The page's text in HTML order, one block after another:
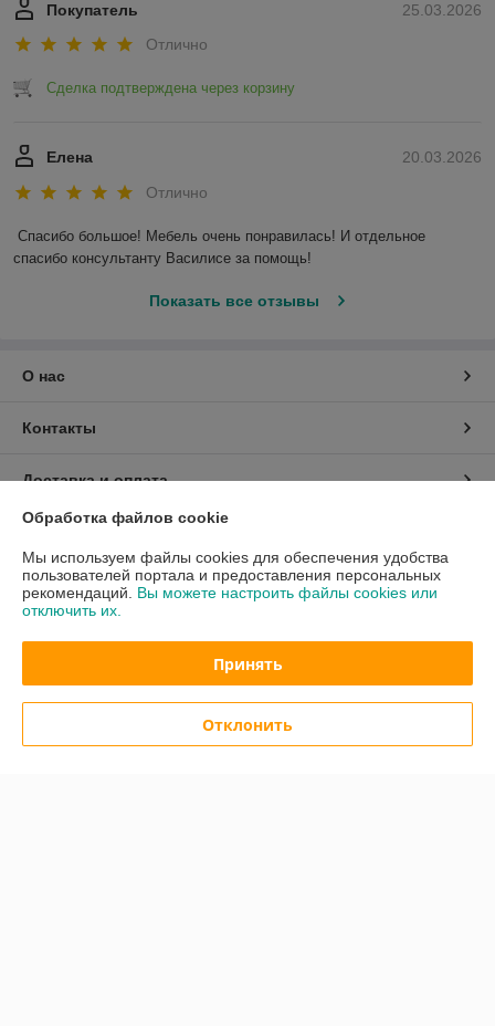
25.03.2026
Покупатель
Отлично
Сделка подтверждена через корзину
20.03.2026
Елена
Отлично
Спасибо большое! Мебель очень понравилась! И отдельное
спасибо консультанту Василисе за помощь!
Показать все отзывы
О нас
Контакты
Доставка и оплата
График работы
Полная версия сайта
Сайт создан на платформе Deal.by
Обработка файлов cookie
Мы используем файлы cookies для обеспечения удобства
пользователей портала и предоставления персональных
рекомендаций. Вы можете настроить файлы cookies или
отключить их.
Принять
Отклонить